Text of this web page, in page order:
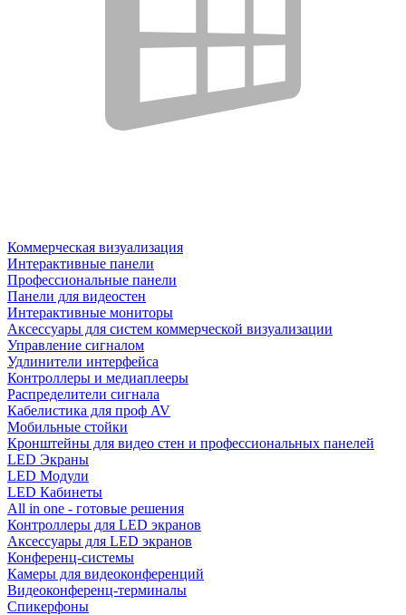
Коммерческая визуализация
Интерактивные панели
Профессиональные панели
Панели для видеостен
Интерактивные мониторы
Аксессуары для систем коммерческой визуализации
Управление сигналом
Удлинители интерфейса
Контроллеры и медиаплееры
Распределители сигнала
Кабелистика для проф AV
Мобильные стойки
Кронштейны для видео стен и профессиональных панелей
LED Экраны
LED Модули
LED Кабинеты
All in one - готовые решения
Контроллеры для LED экранов
Аксессуары для LED экранов
Конференц-системы
Камеры для видеоконференций
Видеоконференц-терминалы
Спикерфоны